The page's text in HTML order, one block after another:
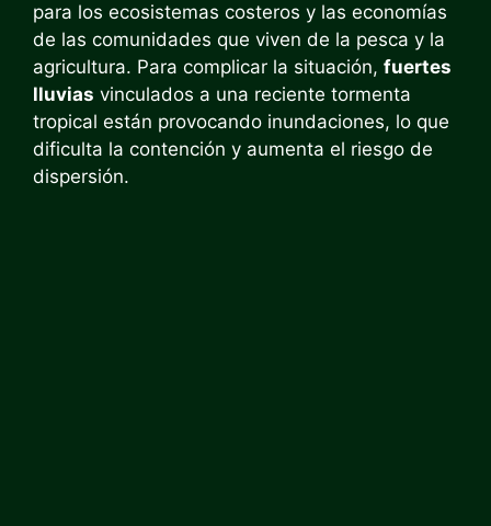
para los ecosistemas costeros y las economías
de las comunidades que viven de la pesca y la
agricultura. Para complicar la situación, fuertes
lluvias vinculados a una reciente tormenta
tropical están provocando inundaciones, lo que
dificulta la contención y aumenta el riesgo de
dispersión.